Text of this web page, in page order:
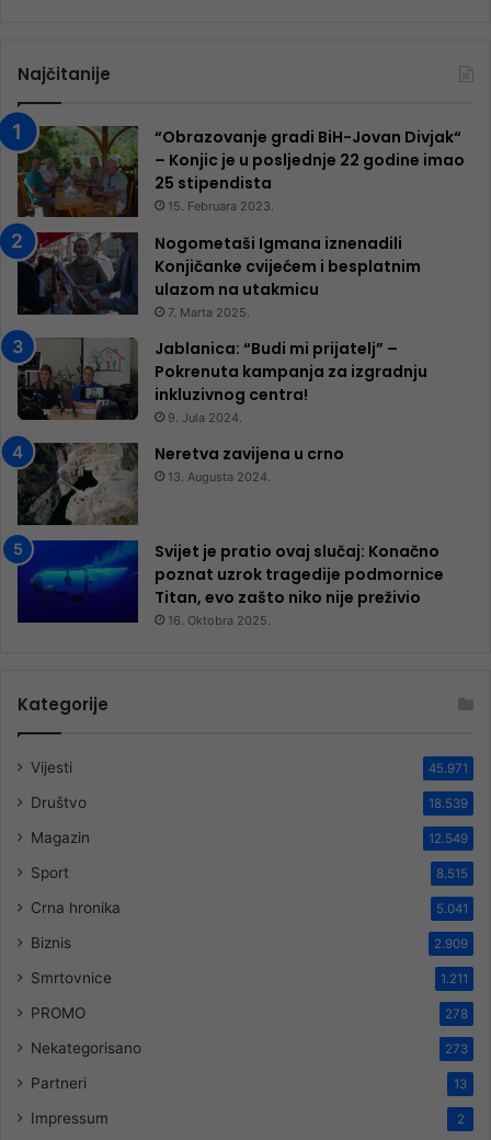
Najčitanije
“Obrazovanje gradi BiH-Jovan Divjak“
– Konjic je u posljednje 22 godine imao
25 ​​stipendista
15. Februara 2023.
Nogometaši Igmana iznenadili
Konjičanke cvijećem i besplatnim
ulazom na utakmicu
7. Marta 2025.
Jablanica: “Budi mi prijatelj” –
Pokrenuta kampanja za izgradnju
inkluzivnog centra!
9. Jula 2024.
Neretva zavijena u crno
13. Augusta 2024.
Svijet je pratio ovaj slučaj: Konačno
poznat uzrok tragedije podmornice
Titan, evo zašto niko nije preživio
16. Oktobra 2025.
Kategorije
Vijesti 45.971
Društvo 18.539
Magazin 12.549
Sport 8.515
Crna hronika 5.041
Biznis 2.909
Smrtovnice 1.211
PROMO 278
Nekategorisano 273
Partneri 13
Impressum 2